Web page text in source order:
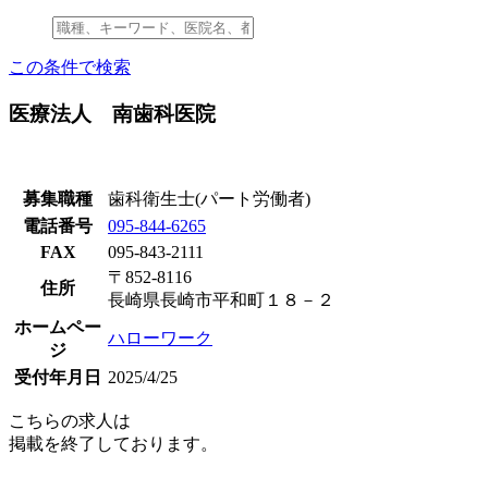
この条件で検索
医療法人 南歯科医院
募集職種
歯科衛生士(パート労働者)
電話番号
095-844-6265
FAX
095-843-2111
住所
〒852-8116
長崎県長崎市平和町１８－２
ホームペー
ジ
ハローワーク
受付年月日 2025/4/25
こちらの求人は
掲載を終了しております。